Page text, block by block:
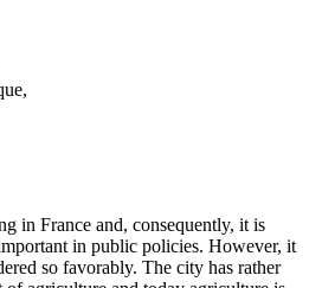
in France and, consequently, it is
in public policies. However, it
so favorably. The city has rather